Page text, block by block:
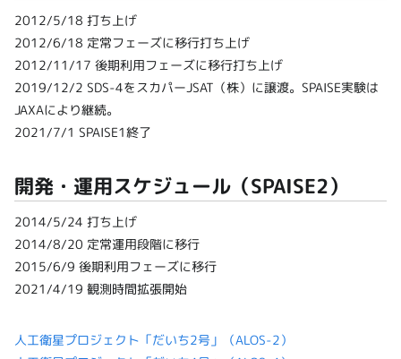
2012/5/18 打ち上げ
2012/6/18 定常フェーズに移行打ち上げ
2012/11/17 後期利用フェーズに移行打ち上げ
2019/12/2 SDS-4をスカパーJSAT（株）に譲渡。SPAISE実験は
JAXAにより継続。
2021/7/1 SPAISE1終了
開発・運用スケジュール（SPAISE2）
2014/5/24 打ち上げ
2014/8/20 定常運用段階に移行
2015/6/9 後期利用フェーズに移行
2021/4/19 観測時間拡張開始
人工衛星プロジェクト「だいち2号」（ALOS-2）